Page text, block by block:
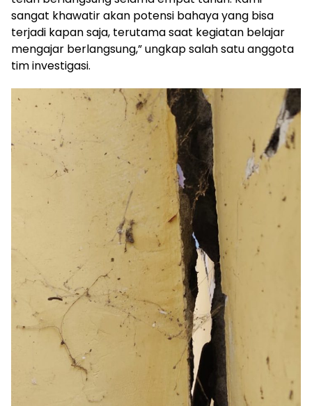
sangat khawatir akan potensi bahaya yang bisa
terjadi kapan saja, terutama saat kegiatan belajar
mengajar berlangsung,” ungkap salah satu anggota
tim investigasi.